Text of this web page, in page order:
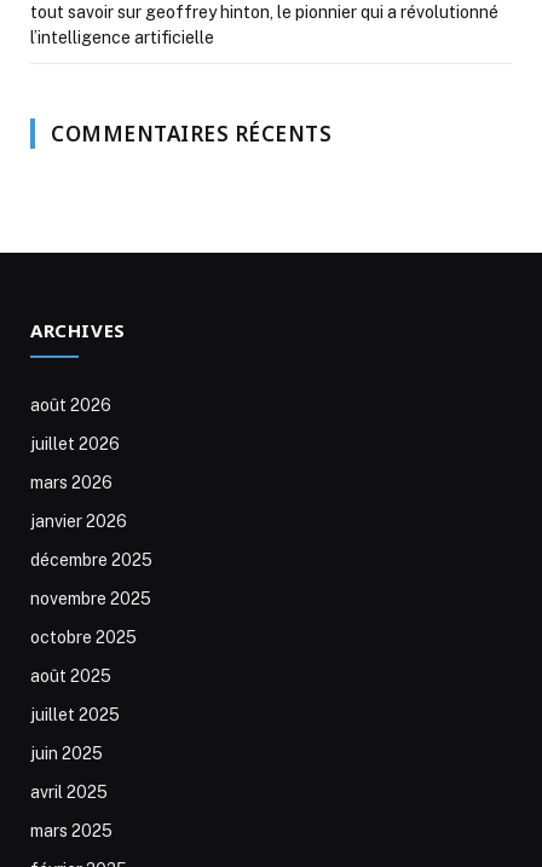
tout savoir sur geoffrey hinton, le pionnier qui a révolutionné
l’intelligence artificielle
COMMENTAIRES RÉCENTS
ARCHIVES
août 2026
juillet 2026
mars 2026
janvier 2026
décembre 2025
novembre 2025
octobre 2025
août 2025
juillet 2025
juin 2025
avril 2025
mars 2025